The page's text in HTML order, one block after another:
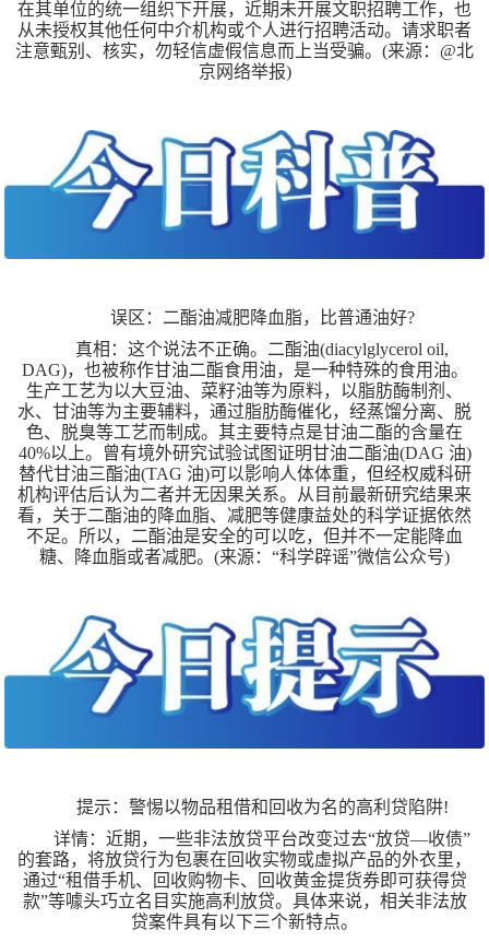
在其单位的统一组织下开展，近期未开展文职招聘工作，也
从未授权其他任何中介机构或个人进行招聘活动。请求职者
注意甄别、核实，勿轻信虚假信息而上当受骗。(来源：@北
京网络举报)
误区：二酯油减肥降血脂，比普通油好?
真相：这个说法不正确。二酯油(diacylglycerol oil,
DAG)，也被称作甘油二酯食用油，是一种特殊的食用油。
生产工艺为以大豆油、菜籽油等为原料，以脂肪酶制剂、
水、甘油等为主要辅料，通过脂肪酶催化，经蒸馏分离、脱
色、脱臭等工艺而制成。其主要特点是甘油二酯的含量在
40%以上。曾有境外研究试验试图证明甘油二酯油(DAG 油)
替代甘油三酯油(TAG 油)可以影响人体体重，但经权威科研
机构评估后认为二者并无因果关系。从目前最新研究结果来
看，关于二酯油的降血脂、减肥等健康益处的科学证据依然
不足。所以，二酯油是安全的可以吃，但并不一定能降血
糖、降血脂或者减肥。(来源：“科学辟谣”微信公众号)
提示：警惕以物品租借和回收为名的高利贷陷阱!
详情：近期，一些非法放贷平台改变过去“放贷—收债”
的套路，将放贷行为包裹在回收实物或虚拟产品的外衣里，
通过“租借手机、回收购物卡、回收黄金提货券即可获得贷
款”等噱头巧立名目实施高利放贷。具体来说，相关非法放
贷案件具有以下三个新特点。